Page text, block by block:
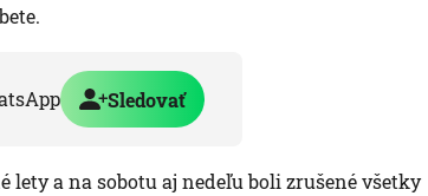
Sledovať
a na sobotu aj nedeľu boli zrušené všetky